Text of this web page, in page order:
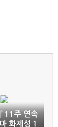
11주 연속
화제성 1